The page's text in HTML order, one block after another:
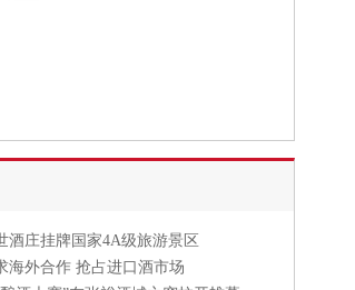
酒庄挂牌国家4A级旅游景区
海外合作 抢占进口酒市场